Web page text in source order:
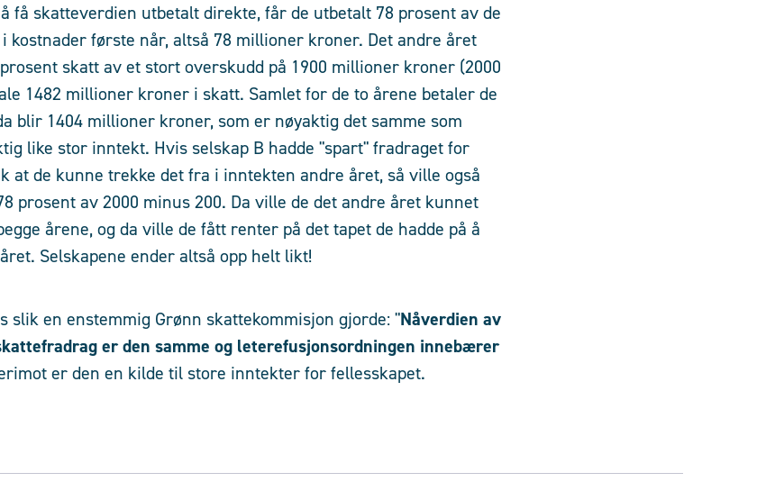
få skatteverdien utbetalt direkte, får de utbetalt 78 prosent av de
kostnader første når, altså 78 millioner kroner. Det andre året
skatt av et stort overskudd på 1900 millioner kroner (2000
1482 millioner kroner i skatt. Samlet for de to årene betaler de
blir 1404 millioner kroner, som er nøyaktig det samme som
like stor inntekt. Hvis selskap B hadde "spart" fradraget for
at de kunne trekke det fra i inntekten andre året, så ville også
prosent av 2000 minus 200. Da ville de det andre året kunnet
årene, og da ville de fått renter på det tapet de hadde på å
Selskapene ender altså opp helt likt!
slik en enstemmig Grønn skattekommisjon gjorde: "Nåverdien av
er den samme og leterefusjonsordningen innebærer
er den en kilde til store inntekter for fellesskapet.